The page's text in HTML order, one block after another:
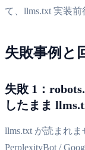
て、llms.txt 実装
失敗事例と
失敗 1：
したまま
llms.txt が読まれま
PerplexityBot /